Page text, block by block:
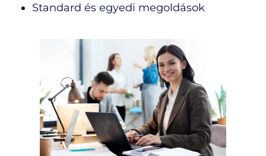
Standard és egyedi megoldások